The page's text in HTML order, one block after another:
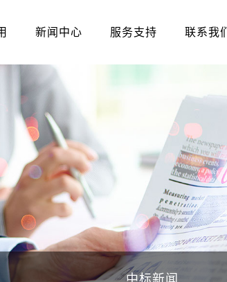
新闻中心 服务支持 联系我们
中标新闻